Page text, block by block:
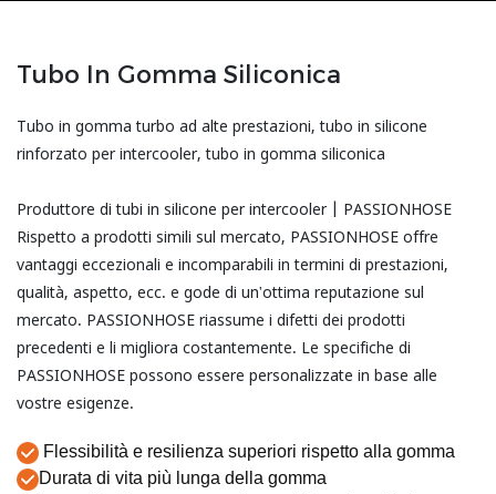
Tubo In Gomma Siliconica
Tubo in gomma turbo ad alte prestazioni, tubo in silicone
rinforzato per intercooler, tubo in gomma siliconica
Produttore di tubi in silicone per intercooler | PASSIONHOSE
Rispetto a prodotti simili sul mercato, PASSIONHOSE offre
vantaggi eccezionali e incomparabili in termini di prestazioni,
qualità, aspetto, ecc. e gode di un'ottima reputazione sul
mercato. PASSIONHOSE riassume i difetti dei prodotti
precedenti e li migliora costantemente. Le specifiche di
PASSIONHOSE possono essere personalizzate in base alle
vostre esigenze.
Flessibilità e resilienza superiori rispetto alla gomma
Durata di vita più lunga della gomma